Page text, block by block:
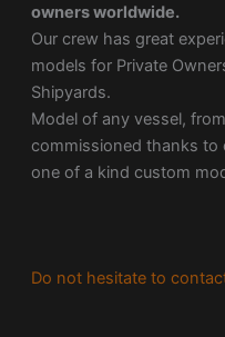
owners worldwide.
Our crew has great
models for Private
Shipyards.
Model of any vessel,
commissioned thanks to
one of a kind custom
Do not hesitate to